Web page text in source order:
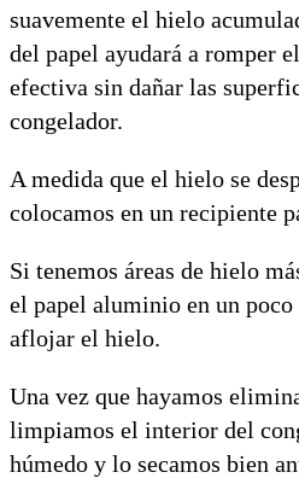
suavemente el hielo
del papel ayudará a romper
efectiva sin dañar las
congelador.
A medida que el hielo se
colocamos en un recipiente
Si tenemos áreas de hielo
el papel aluminio en un poco
aflojar el hielo.
Una vez que hayamos
limpiamos el interior del
húmedo y lo secamos bien